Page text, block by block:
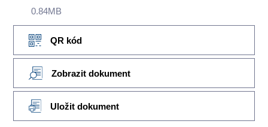
0.84MB
QR kód
Zobrazit dokument
Uložit dokument